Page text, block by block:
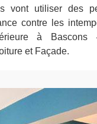
vont utiliser des
contre les
à
et Façade.